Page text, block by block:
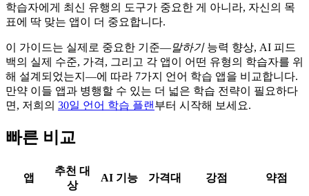
학습자에게 최신 유행의 도구가 중요한 게 아니라, 자신의 목
표에 딱 맞는 앱이 더 중요합니다.
이 가이드는 실제로 중요한 기준—말하기능력 향상, AI 피드
백의 실제 수준, 가격, 그리고 각 앱이 어떤 유형의 학습자를 위
해 설계되었는지—에 따라 7가지 언어 학습 앱을 비교합니다.
만약 이들 앱과 병행할 수 있는 더 넓은 학습 전략이 필요하다
면, 저희의 30일 언어 학습 플랜 부터 시작해 보세요.
빠른 비교
앱
추천 대
상
AI 기능 가격대 강점 약점